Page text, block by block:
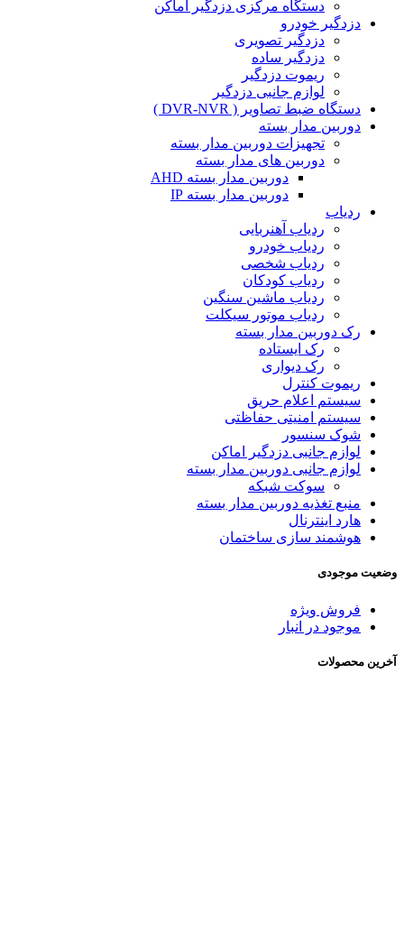
دستگاه مرکزی دزدگیر اماکن
دزدگیر خودرو
دزدگیر تصویری
دزدگیر ساده
ریموت دزدگیر
لوازم جانبی دزدگیر
دستگاه ضبط تصاویر ( DVR-NVR )
دوربین مدار بسته
تجهیزات دوربین مدار بسته
دوربین های مدار بسته
دوربین مدار بسته AHD
دوربین مدار بسته IP
ردیاب
ردیاب آهنربایی
ردیاب خودرو
ردیاب شخصی
ردیاب کودکان
ردیاب ماشین سنگین
ردیاب موتور سیکلت
رک دوربین مدار بسته
رک ایستاده
رک دیواری
ریموت کنترل
سیستم اعلام حریق
سیستم امنیتی حفاظتی
شوک سنسور
لوازم جانبی دزدگیر اماکن
لوازم جانبی دوربین مدار بسته
سوکت شبکه
منبع تغذیه دوربین مدار بسته
هارد اینترنال
هوشمند سازی ساختمان
وضعیت موجودی
فروش ویژه
موجود در انبار
آخرین محصولات